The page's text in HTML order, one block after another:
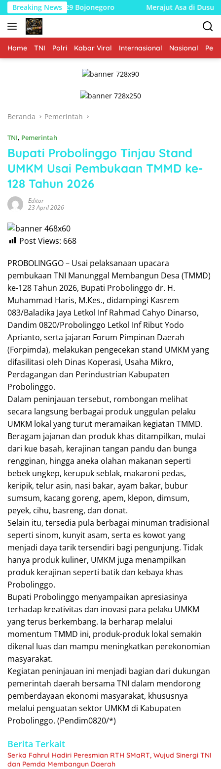
Langsung
ke
konten
Breaking News
129 Bojonegoro Merajut Asa di Dusun Krebet:
Home TNI Polri Kabar Viral Internasional Nasional
Beranda Pemerintah
TNI, Pemerintah
Bupati Probolinggo Tinjau Stand
UMKM Usai Pembukaan TMMD ke-
128 Tahun 2026
Editor
23 April 2026
Post Views: 668
PROBOLINGGO – Usai pelaksanaan upacara
pembukaan TNI Manunggal Membangun Desa (TMMD)
ke-128 Tahun 2026, Bupati Probolinggo dr. H.
Muhammad Haris, M.Kes., didampingi Kasrem
083/Baladika Jaya Letkol Inf Rahmad Cahyo Dinarso,
Dandim 0820/Probolinggo Letkol Inf Ribut Yodo
Aprianto, serta jajaran Forum Pimpinan Daerah
(Forpimda), melakukan pengecekan stand UMKM yang
difasilitasi oleh Dinas Koperasi, Usaha Mikro,
Perdagangan dan Perindustrian Kabupaten
Probolinggo.
Dalam peninjauan tersebut, rombongan melihat
secara langsung berbagai produk unggulan pelaku
UMKM lokal yang turut meramaikan kegiatan TMMD.
Beragam jajanan dan produk khas ditampilkan, mulai
dari kue basah, kerajinan tangan pandu dan bunga
rengginan, hingga aneka olahan makanan seperti
bebek ungkep, kerupuk seblak, makaroni pedas,
keripik, telur asin, nasi bakar, ayam bakar, bubur
sumsum, kacang goreng, apem, klepon, dimsum,
peyek, cihu, basreng, dan donat.
Selain itu, tersedia pula berbagai minuman tradisional
seperti sinom, kunyit asam, serta es kowot yang
menjadi daya tarik tersendiri bagi pengunjung. Tidak
hanya produk kuliner, UMKM juga menampilkan
produk kerajinan seperti batik dan kebaya khas
Probolinggo.
Bupati Probolinggo menyampaikan apresiasinya
terhadap kreativitas dan inovasi para pelaku UMKM
yang terus berkembang. Ia berharap melalui
momentum TMMD ini, produk-produk lokal semakin
dikenal luas dan mampu meningkatkan perekonomian
masyarakat.
Kegiatan peninjauan ini menjadi bagian dari dukungan
pemerintah daerah bersama TNI dalam mendorong
pemberdayaan ekonomi masyarakat, khususnya
melalui penguatan sektor UMKM di Kabupaten
Probolinggo. (Pendim0820/*)
Berita Terkait
Serka Fahrul Hadiri Peresmian RTH SMaRT, Wujud Sinergi TNI
dan Pemda Membangun Daerah